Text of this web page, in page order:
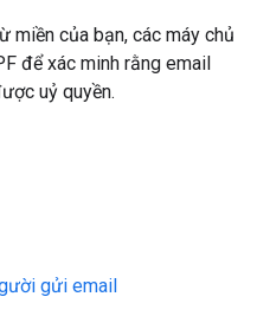
miền của bạn, các máy chủ
để xác minh rằng email
uỷ quyền.
gửi email